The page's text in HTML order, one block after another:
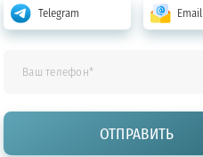
Telegram Email